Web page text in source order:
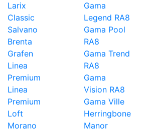
Larix
Classic
Salvano
Brenta
Grafen
Linea
Premium
Linea
Premium
Loft
Morano
Gama
Legend RA8
Gama Pool
RA8
Gama Trend
RA8
Gama
Vision RA8
Gama Ville
Herringbone
Manor